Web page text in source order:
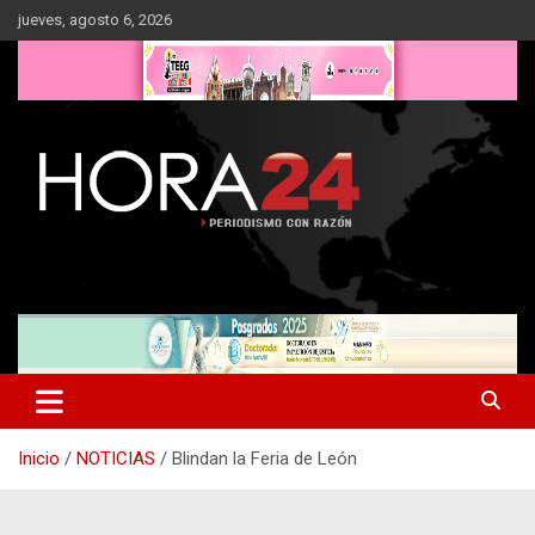
Saltar
al
jueves, agosto 6, 2026
Inicio NOTICIAS Blindan la Feria de León